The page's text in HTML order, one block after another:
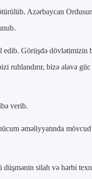
Azərbaycan
Görüşdə dövlətimizin
ruhlandırır, bizə əlavə
verib.
əməliyyatında
silah və hərbi